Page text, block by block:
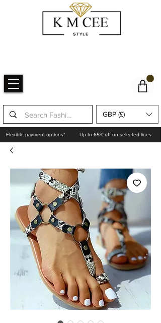
GBP (£)
Flexible payment options* Up to 65% off on selected lines.